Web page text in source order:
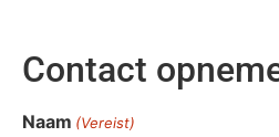
Contact
Naam (Vereist)